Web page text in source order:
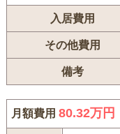
入居費用
その他費用
備考
月額費用80.32万円